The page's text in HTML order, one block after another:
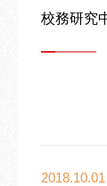
校務研究
2018.10.01